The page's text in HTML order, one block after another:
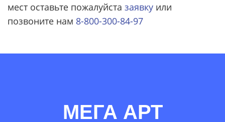
мест оставьте пожалуйста заявку или
позвоните нам 8-800-300-84-97
МЕГА АРТ